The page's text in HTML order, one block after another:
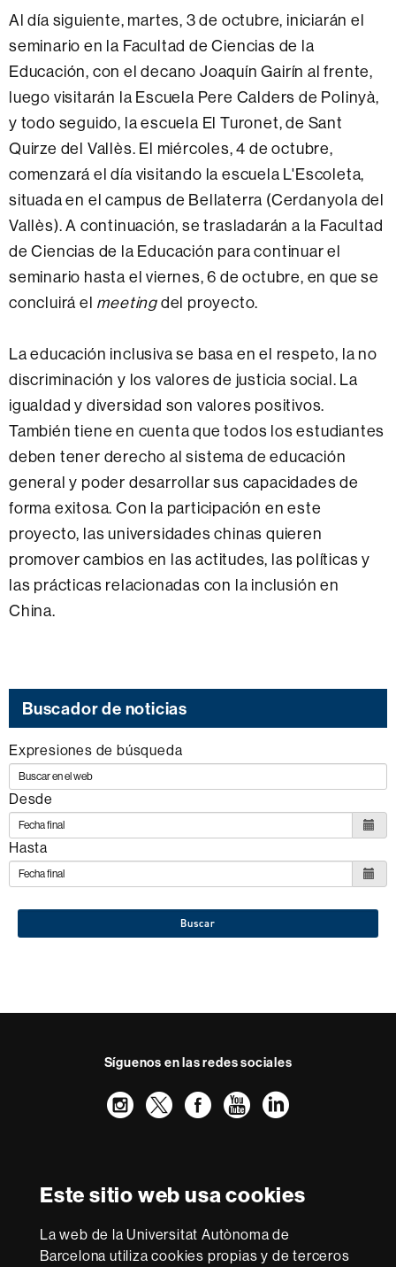
Este sitio web usa cookies
La web de la Universitat Autònoma de
Barcelona utiliza cookies propias y de terceros
Al día siguiente, martes, 3 de octubre, iniciarán el
seminario en la Facultad de Ciencias de la
Educación, con el decano Joaquín Gairín al frente,
luego visitarán la Escuela Pere Calders de Polinyà,
y todo seguido, la escuela El Turonet, de Sant
Quirze del Vallès. El miércoles, 4 de octubre,
comenzará el día visitando la escuela L'Escoleta,
situada en el campus de Bellaterra (Cerdanyola del
Vallès).A continuación, se trasladarán a la Facultad
de Ciencias de la Educación para continuar el
seminario hasta el viernes, 6 de octubre, en que se
concluirá el meetingdel proyecto.
La educación inclusiva se basa en el respeto, la no
discriminación y los valores de justicia social. La
igualdad y diversidad son valores positivos.
También tiene en cuenta que todos los estudiantes
deben tener derecho al sistema de educación
general y poder desarrollar sus capacidades de
forma exitosa.Con la participación en este
proyecto, las universidades chinas quieren
promover cambios en las actitudes, las políticas y
las prácticas relacionadas con la inclusión en
China.
Buscador de noticias
Expresiones de búsqueda
Desde
Hasta
Buscar
Síguenos en las redes sociales
Instagram
TwitterFacebook
Youtube
LinkedIn
Excellence
Research
-
Con la financiación de